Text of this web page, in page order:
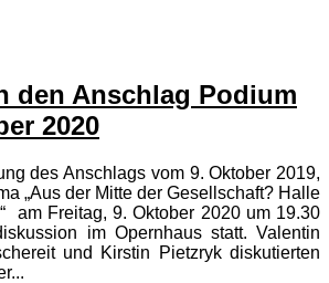
den Anschlag Podium
2020
des Anschlags vom 9. Oktober 2019,
„Aus der Mitte der Gesellschaft? Halle
am Freitag, 9. Oktober 2020 um 19.30
im Opernhaus statt. Valentin
und Kirstin Pietzryk diskutierten